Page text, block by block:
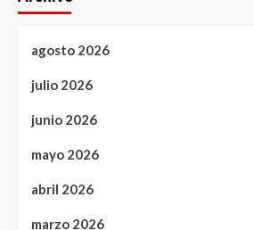
agosto 2026
julio 2026
junio 2026
mayo 2026
abril 2026
marzo 2026